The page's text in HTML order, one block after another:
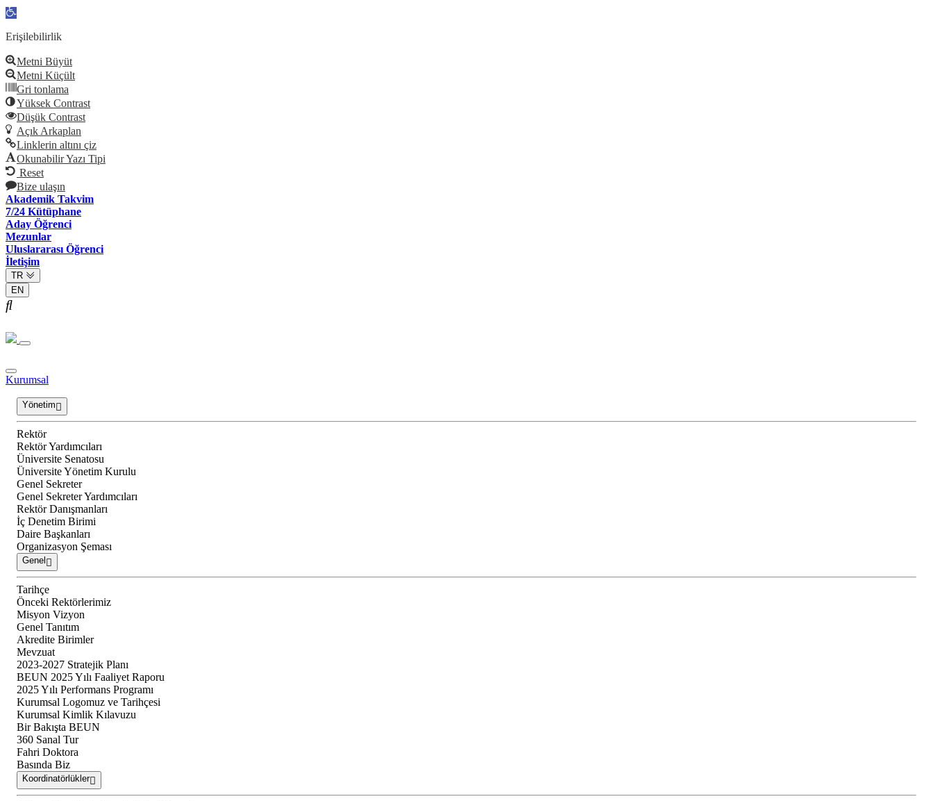
Open
Erişilebilirlik
Metni Büyüt
Metni Küçült
Gri tonlama
Yüksek Contrast
Düşük Contrast
Açık Arkaplan
Linklerin altını çiz
Okunabilir Yazı Tipi
Reset
Bize ulaşın
Akademik Takvim
7/24 Kütüphane
Aday Öğrenci
Mezunlar
Uluslararası Öğrenci
İletişim
TR
EN
Kurumsal
Yönetim
Rektör
Rektör Yardımcıları
Üniversite Senatosu
Üniversite Yönetim Kurulu
Genel Sekreter
Genel Sekreter Yardımcıları
Rektör Danışmanları
İç Denetim Birimi
Daire Başkanları
Organizasyon Şeması
Genel
Tarihçe
Önceki Rektörlerimiz
Misyon Vizyon
Genel Tanıtım
Akredite Birimler
Mevzuat
2023-2027 Stratejik Planı
BEUN 2025 Yılı Faaliyet Raporu
2025 Yılı Performans Programı
Kurumsal Logomuz ve Tarihçesi
Kurumsal Kimlik Kılavuzu
Bir Bakışta BEUN
360 Sanal Tur
Fahri Doktora
Basında Biz
Koordinatörlükler